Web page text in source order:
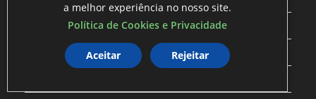
Entre em Contato
a melhor experiência no nosso site.
Política de Cookies e Privacidade
Aceitar Rejeitar